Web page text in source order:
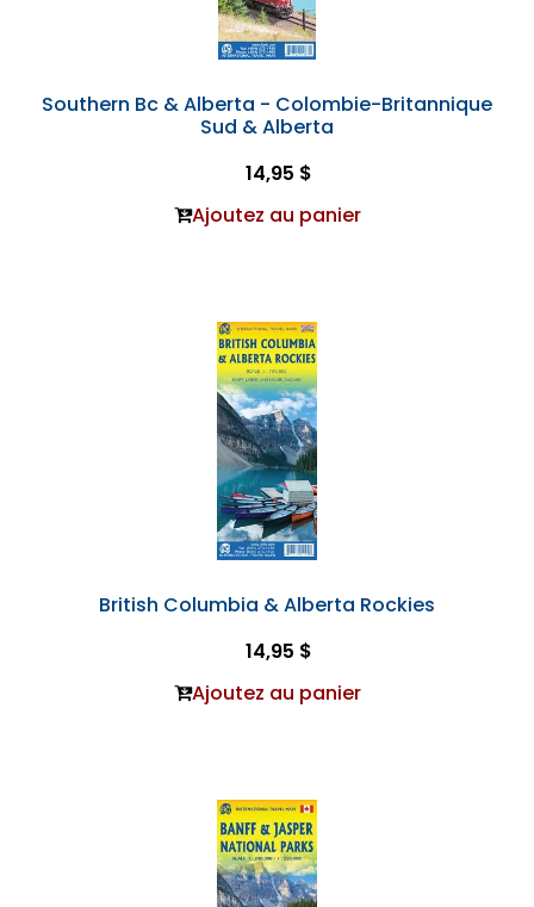
Southern Bc & Alberta - Colombie-Britannique
Sud & Alberta
14,95 $
Ajoutez au panier
British Columbia & Alberta Rockies
14,95 $
Ajoutez au panier